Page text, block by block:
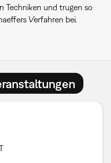
Techniken und trugen so
Verfahren bei.